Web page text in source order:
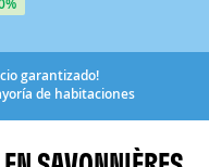
garantizado!
de habitaciones